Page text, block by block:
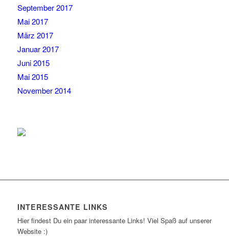
September 2017
Mai 2017
März 2017
Januar 2017
Juni 2015
Mai 2015
November 2014
INTERESSANTE LINKS
Hier findest Du ein paar interessante Links! Viel Spaß auf unserer
Website :)